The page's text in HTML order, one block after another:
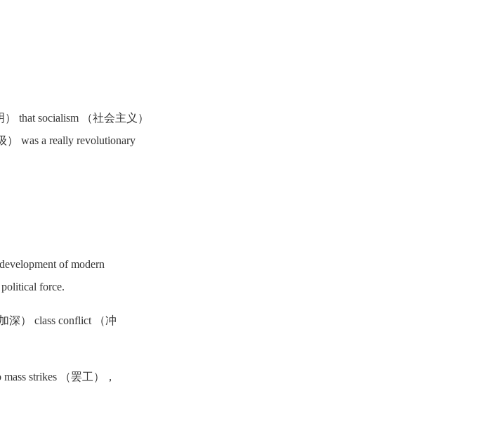
that socialism （社会主义）
） was a really revolutionary
of modern
force.
深） class conflict （冲
strikes （罢工），